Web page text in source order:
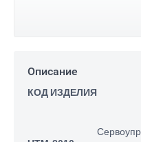
Описание
КОД ИЗДЕЛИЯ